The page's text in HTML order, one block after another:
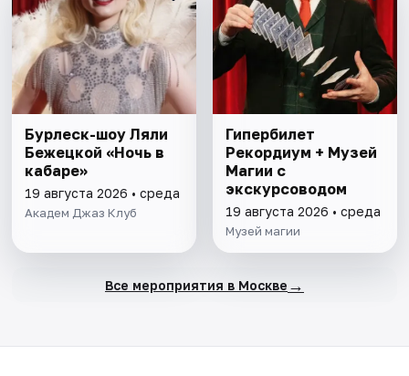
Бурлеск-шоу Ляли
Бежецкой «Ночь в
кабаре»
19 августа 2026 • среда
Академ Джаз Клуб
Гипербилет
Рекордиум + Музей
Магии с
экскурсоводом
19 августа 2026 • среда
Музей магии
Все мероприятия в Москве →